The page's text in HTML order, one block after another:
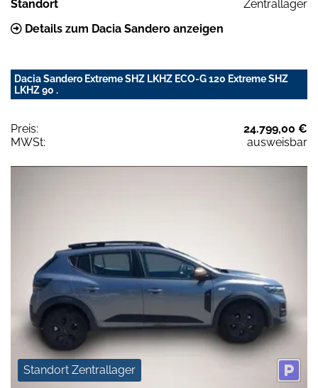
Standort
Zentrallager
Details zum Dacia Sandero anzeigen
Dacia Sandero Extreme SHZ LKHZ ECO-G 120 Extreme SHZ
LKHZ 90 .
Preis:
24.799,00 €
MWSt:
ausweisbar
Standort Zentrallager